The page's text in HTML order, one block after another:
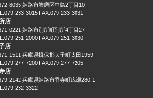
8035 姫路市飾磨区中島2丁目10
233-3015 FAX.079-233-3031
店
0221 姫路市別所町別所4丁目27
251-2000 FAX.079-251-3030
店
1511 兵庫県揖保郡太子町太田1959
277-7200 FAX.079-277-7205
店
2142 兵庫県姫路市香寺町広瀬280-1
232-3322